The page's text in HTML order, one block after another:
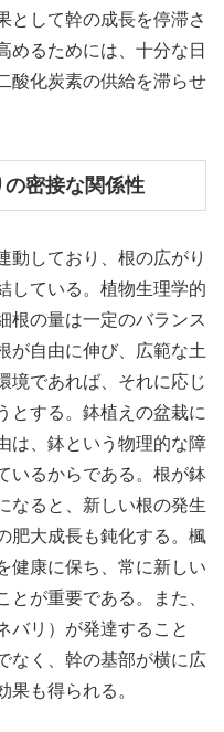
として幹の成長を停滞さ
めるためには、十分な日
酸化炭素の供給を滞らせ
密接な関係性
動しており、根の広がり
している。植物生理学的
根の量は一定のバランス
が自由に伸び、広範な土
境であれば、それに応じ
とする。鉢植えの盆栽に
は、鉢という物理的な障
いるからである。根が鉢
なると、新しい根の発生
肥大成長も鈍化する。楓
健康に保ち、常に新しい
が重要である。また、
バリ）が発達すること
なく、幹の基部が横に広
果も得られる。